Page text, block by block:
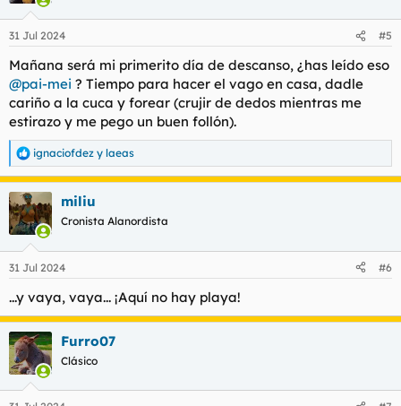
e
:
31 Jul 2024 #5
Mañana será mi primerito día de descanso, ¿has leído eso
@pai-mei ? Tiempo para hacer el vago en casa, dadle
cariño a la cuca y forear (crujir de dedos mientras me
estirazo y me pego un buen follón).
R
e
a
c
c
i
e
:
ignaciofdez y laeas
miliu
Cronista Alanordista
31 Jul 2024 #6
...y vaya, vaya... ¡Aquí no hay playa!
Furro07
Clásico